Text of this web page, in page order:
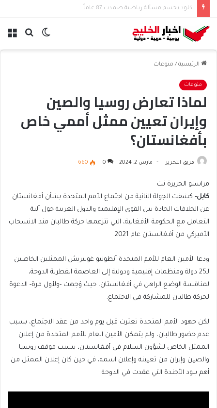
أسرار تنسيق أزياء الصيف والخريف للموسم الانتقالي
بحث الوضع
الرئيسية / منوعات
منوعات
لماذا تعارض روسيا والصين
وإيران تعيين ممثل أممي خاص
بأفغانستان؟
فريق التحرير مارس 2, 2024 0
660
مراسلو الجزيرة نت
كابل- كشفت الجولة الثانية من اجتماع الأمم المتحدة بشأن أفغانستان
عن الخلافات الحادة بين القوى الإقليمية والدول الغربية حول آلية
التعامل مع الحكومة الأفغانية، التي تتزعمها حركة طالبان منذ الانسحاب
الأميركي من أفغانستان عام 2021.
ودعا الأمين العام للأمم المتحدة أنطونيو غوتيريش الممثلين الخاصين
لـ25 دولة ومنظمات إقليمية ودولية إلى العاصمة القطرية الدوحة،
لمناقشة الوضع الراهن في أفغانستان، حيث وُجهت -ولأول مرة- الدعوة
لحركة طالبان للمشاركة في الاجتماع.
لكن جهود الأمم المتحدة تعثرت قبل يوم واحد من عقد الاجتماع، بسبب
عدم حضور طالبان، ولم يتمكن الأمين العام للأمم المتحدة من إعلان
الممثل الخاص لشؤون السلام في أفغانستان، بسبب موقف روسيا
والصين وإيران من تعيينه وإعلان اسمه، في حين كان إعلان الممثل من
أهم بنود الأجندة التي عقدت في الدوحة.